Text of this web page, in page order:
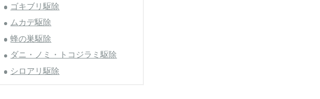
ゴキブリ駆除
ムカデ駆除
蜂の巣駆除
ダニ・ノミ・トコジラミ駆除
シロアリ駆除